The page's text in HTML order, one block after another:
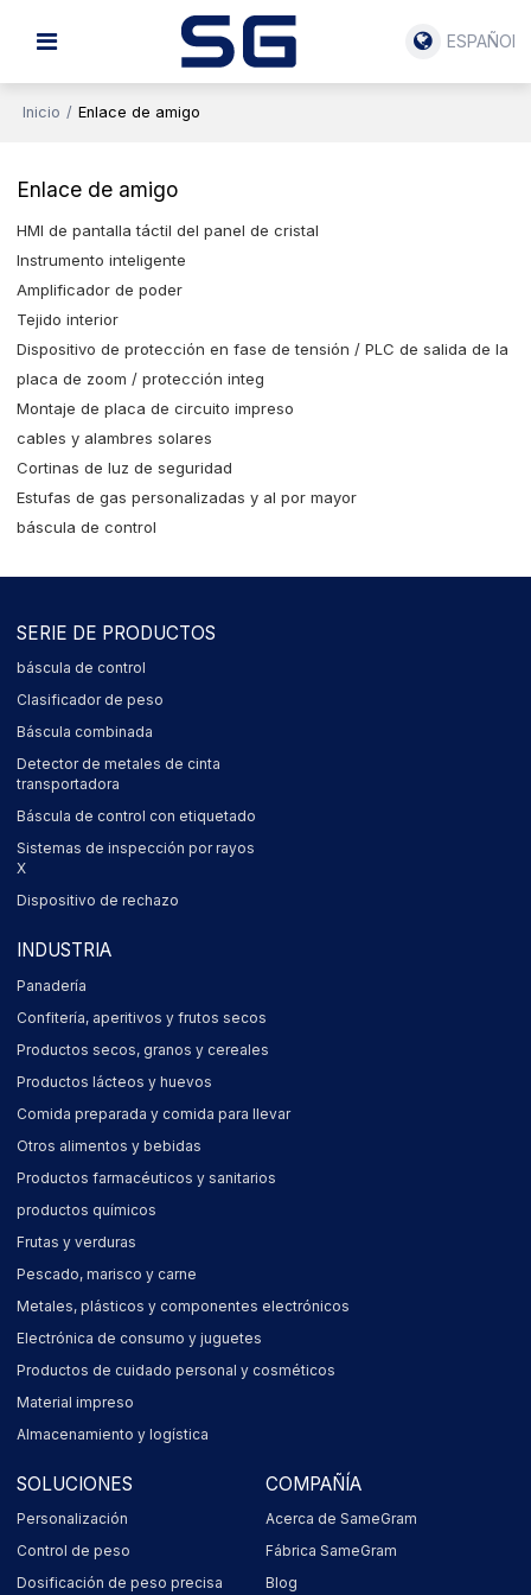
ESPAÑOL
Inicio / Enlace de amigo
Enlace de amigo
HMI de pantalla táctil del panel de cristal
Instrumento inteligente
Amplificador de poder
Tejido interior
Dispositivo de protección en fase de tensión / PLC de salida de la
placa de zoom / protección integ
Montaje de placa de circuito impreso
cables y alambres solares
Cortinas de luz de seguridad
Estufas de gas personalizadas y al por mayor
báscula de control
SERIE DE PRODUCTOS
báscula de control
Clasificador de peso
Báscula combinada
Detector de metales de cinta
transportadora
Báscula de control con etiquetado
Sistemas de inspección por rayos
X
Dispositivo de rechazo
INDUSTRIA
Panadería
Confitería, aperitivos y frutos secos
Productos secos, granos y cereales
Productos lácteos y huevos
Comida preparada y comida para llevar
Otros alimentos y bebidas
Productos farmacéuticos y sanitarios
productos químicos
Frutas y verduras
Pescado, marisco y carne
Metales, plásticos y componentes electrónicos
Electrónica de consumo y juguetes
Productos de cuidado personal y cosméticos
Material impreso
Almacenamiento y logística
SOLUCIONES
Personalización
Control de peso
Dosificación de peso precisa
COMPAÑÍA
Acerca de SameGram
Fábrica SameGram
Blog